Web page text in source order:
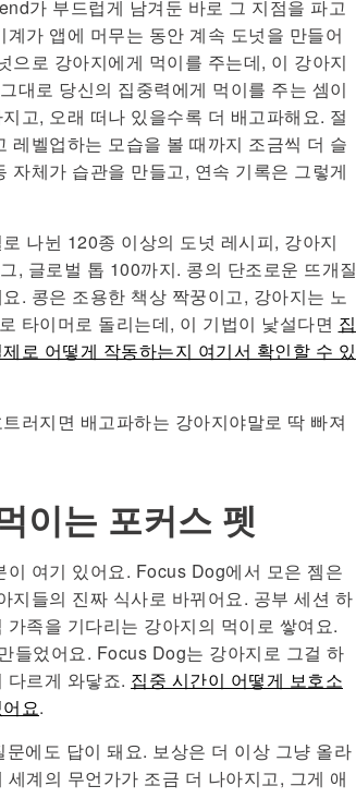
가 부드럽게 남겨둔 바로 그 지점을 파고
가 앱에 머무는 동안 계속 도넛을 만들어
로 강아지에게 먹이를 주는데, 이 강아지
대로 당신의 집중력에게 먹이를 주는 셈이
고, 오래 떠나 있을수록 더 배고파해요. 절
레벨업하는 모습을 볼 때까지 조금씩 더 슬
체가 습관을 만들고, 연속 기록은 그렇게
나뉜 120종 이상의 도넛 레시피, 강아지
, 글로벌 톱 100까지. 콩의 단조로운 뜨개질
. 콩은 조용한 책상 짝꿍이고, 강아지는 노
타이머로 돌리는데, 이 기법이 낯설다면 집
로 어떻게 작동하는지 여기서 확인할 수 있
러지면 배고파하는 강아지야말로 딱 빠져
이는 포커스 펫
여기 있어요. Focus Dog에서 모은 젬은
지들의 진짜 식사로 바뀌어요. 공부 세션 하
족을 기다리는 강아지의 먹이로 쌓여요.
들었어요. Focus Dog는 강아지로 그걸 하
다르게 와닿죠. 집중 시간이 어떻게 보호소
요.
에도 답이 돼요. 보상은 더 이상 그냥 올라
계의 무언가가 조금 더 나아지고, 그게 애